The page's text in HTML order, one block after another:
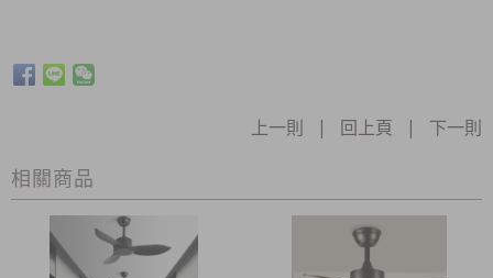
上一則 | 回上頁 | 下一則
相關商品